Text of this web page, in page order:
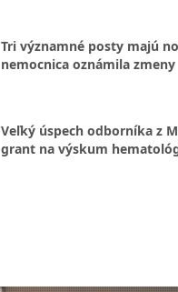
Tri významné posty majú
nemocnica oznámila zmeny
Veľký úspech odborníka z
grant na výskum